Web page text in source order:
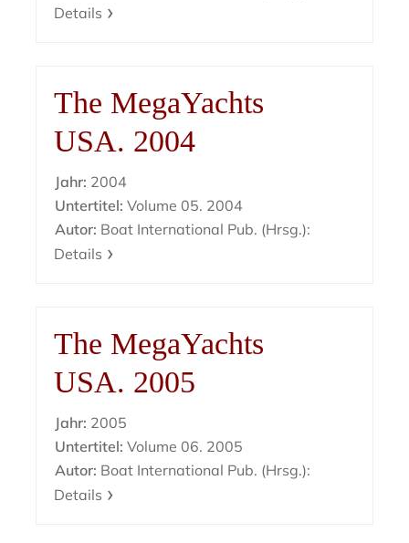
Details
The MegaYachts
USA. 2004
Jahr: 2004
Untertitel: Volume 05. 2004
Autor: Boat International Pub. (Hrsg.):
Details
The MegaYachts
USA. 2005
Jahr: 2005
Untertitel: Volume 06. 2005
Autor: Boat International Pub. (Hrsg.):
Details